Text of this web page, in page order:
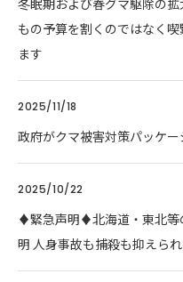
冬眠期および春グマ駆除の
もの予算を割くのではなく
ます
2025/11/18
政府がクマ被害対策パッケー
2025/10/22
♦️緊急声明♦️北海道・東北等
明 人身事故も捕殺も抑えら